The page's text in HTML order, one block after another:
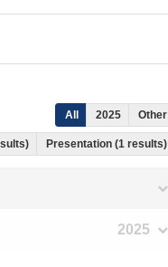
All 2025 Other
Presentation (1 results)
2025